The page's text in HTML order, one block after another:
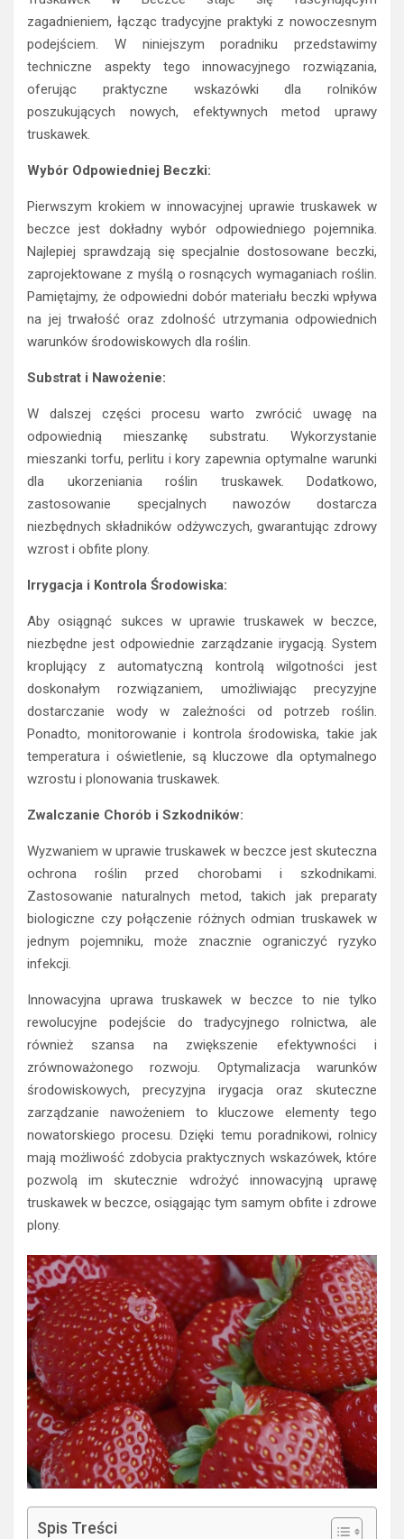
zagadnieniem, łącząc tradycyjne praktyki z nowoczesnym
podejściem. W niniejszym poradniku przedstawimy
techniczne aspekty tego innowacyjnego rozwiązania,
oferując praktyczne wskazówki dla rolników
poszukujących nowych, efektywnych metod uprawy
truskawek.
Wybór Odpowiedniej Beczki:
Pierwszym krokiem w innowacyjnej uprawie truskawek w
beczce jest dokładny wybór odpowiedniego pojemnika.
Najlepiej sprawdzają się specjalnie dostosowane beczki,
zaprojektowane z myślą o rosnących wymaganiach roślin.
Pamiętajmy, że odpowiedni dobór materiału beczki wpływa
na jej trwałość oraz zdolność utrzymania odpowiednich
warunków środowiskowych dla roślin.
Substrat i Nawożenie:
W dalszej części procesu warto zwrócić uwagę na
odpowiednią mieszankę substratu. Wykorzystanie
mieszanki torfu, perlitu i kory zapewnia optymalne warunki
dla ukorzeniania roślin truskawek. Dodatkowo,
zastosowanie specjalnych nawozów dostarcza
niezbędnych składników odżywczych, gwarantując zdrowy
wzrost i obfite plony.
Irrygacja i Kontrola Środowiska:
Aby osiągnąć sukces w uprawie truskawek w beczce,
niezbędne jest odpowiednie zarządzanie irygacją. System
kroplujący z automatyczną kontrolą wilgotności jest
doskonałym rozwiązaniem, umożliwiając precyzyjne
dostarczanie wody w zależności od potrzeb roślin.
Ponadto, monitorowanie i kontrola środowiska, takie jak
temperatura i oświetlenie, są kluczowe dla optymalnego
wzrostu i plonowania truskawek.
Zwalczanie Chorób i Szkodników:
Wyzwaniem w uprawie truskawek w beczce jest skuteczna
ochrona roślin przed chorobami i szkodnikami.
Zastosowanie naturalnych metod, takich jak preparaty
biologiczne czy połączenie różnych odmian truskawek w
jednym pojemniku, może znacznie ograniczyć ryzyko
infekcji.
Innowacyjna uprawa truskawek w beczce to nie tylko
rewolucyjne podejście do tradycyjnego rolnictwa, ale
również szansa na zwiększenie efektywności i
zrównoważonego rozwoju. Optymalizacja warunków
środowiskowych, precyzyjna irygacja oraz skuteczne
zarządzanie nawożeniem to kluczowe elementy tego
nowatorskiego procesu. Dzięki temu poradnikowi, rolnicy
mają możliwość zdobycia praktycznych wskazówek, które
pozwolą im skutecznie wdrożyć innowacyjną uprawę
truskawek w beczce, osiągając tym samym obfite i zdrowe
plony.
Spis Treści